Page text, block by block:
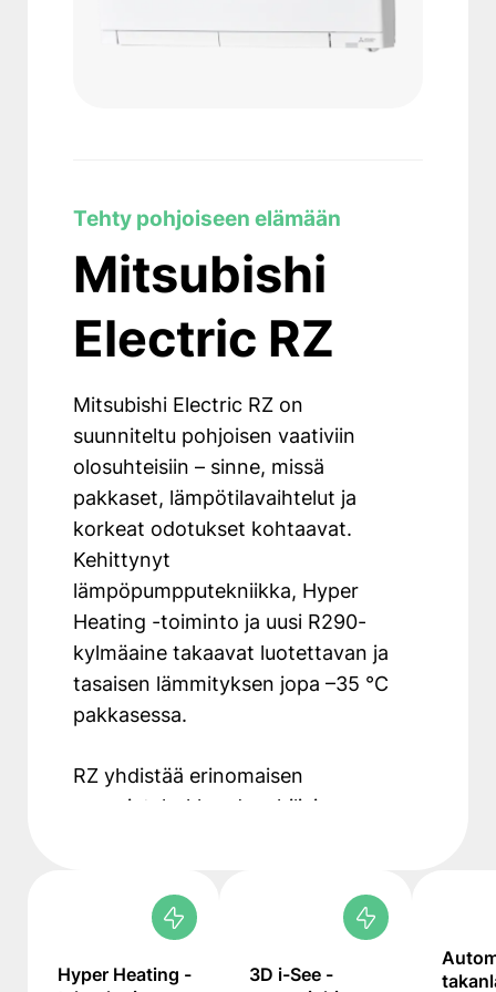
Tehty pohjoiseen elämään
Mitsubishi
Electric RZ
Mitsubishi Electric RZ on
suunniteltu pohjoisen vaativiin
olosuhteisiin – sinne, missä
pakkaset, lämpötilavaihtelut ja
korkeat odotukset kohtaavat.
Kehittynyt
lämpöpumpputekniikka, Hyper
Heating -toiminto ja uusi R290-
kylmäaine takaavat luotettavan ja
tasaisen lämmityksen jopa –35 °C
pakkasessa.
RZ yhdistää erinomaisen
energiatehokkuuden, hiljaisen
sensorin, takanlämmön
automaattisen hyödyntämisen
sekä sisäänrakennetun Wi-Fi-
Hyper Heating -
3D i-See -